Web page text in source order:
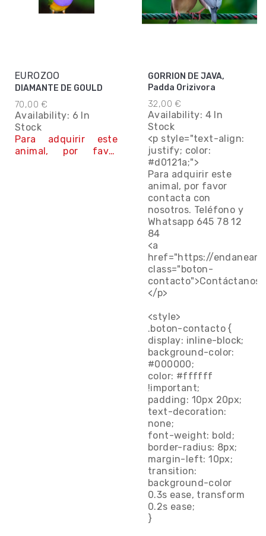
EUROZOO
DIAMANTE DE GOULD
70,00 €
Availability: 6 In
Stock
Para adquirir este
animal, por favor
GORRION DE JAVA,
Padda Orizivora
32,00 €
Availability: 4 In
Stock
<p style="text-align:
justify; color:
#d0121a;">
Para adquirir este
animal, por favor
contacta con
nosotros. Teléfono y
Whatsapp 645 78 12
84
<a
href="https://
class="boton-
</p>
<style>
.boton-contacto {
display: inline-block;
background-color:
#000000;
color: #ffffff
!important;
padding: 10px 20px;
text-decoration:
none;
font-weight: bold;
border-radius: 8px;
margin-left: 10px;
transition:
background-color
0.3s ease, transform
0.2s ease;
}